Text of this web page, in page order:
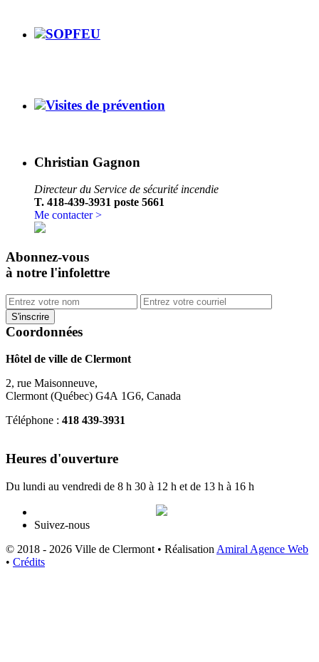
SOPFEU
Visites de prévention
Christian Gagnon
Directeur du Service de sécurité incendie
T. 418-439-3931 poste 5661
Me contacter >
Abonnez-vous
à notre l'infolettre
Coordonnées
Hôtel de ville de Clermont
2, rue Maisonneuve,
Clermont (Québec) G4A 1G6, Canada
Téléphone : 418 439-3931
Heures d'ouverture
Du lundi au vendredi de 8 h 30 à 12 h et de 13 h à 16 h
Suivez-nous
© 2018 - 2026 Ville de Clermont • Réalisation Amiral Agence Web
• Crédits